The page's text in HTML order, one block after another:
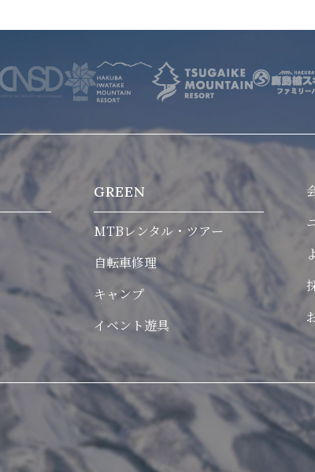
GREEN
MTBレンタル・ツアー
自転車修理
キャンプ
イベント遊具